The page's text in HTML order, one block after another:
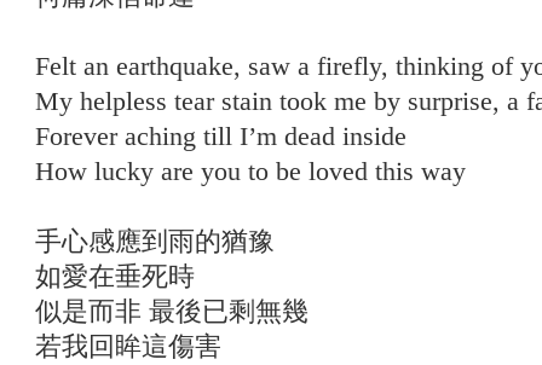
Felt an earthquake, saw a firefly, thinking of
My helpless tear stain took me by surprise, a
Forever aching till I’m dead inside
How lucky are you to be loved this way
手心感應到雨的猶豫
如愛在垂死時
似是而非 最後已剩無幾
若我回眸這傷害